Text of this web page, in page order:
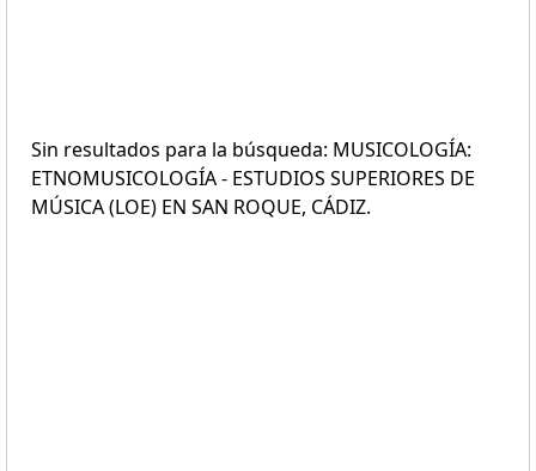
Sin resultados para la búsqueda: MUSICOLOGÍA:
ETNOMUSICOLOGÍA - ESTUDIOS SUPERIORES DE
MÚSICA (LOE) EN SAN ROQUE, CÁDIZ.